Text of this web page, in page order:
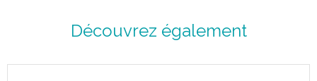
Découvrez également